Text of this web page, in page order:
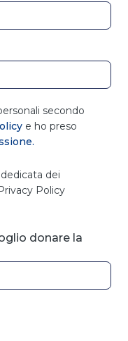
secondo
e ho preso
dei
Policy
donare la